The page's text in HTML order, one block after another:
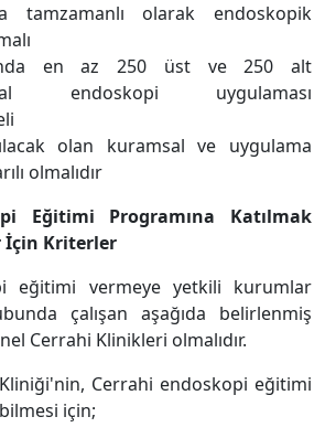
tamzamanlı olarak endoskopik
en az 250 üst ve 250 alt
endoskopi uygulaması
olan kuramsal ve uygulama
olmalıdır
Eğitimi Programına Katılmak
İçin Kriterler
eğitimi vermeye yetkili kurumlar
çalışan aşağıda belirlenmiş
Cerrahi Klinikleri olmalıdır.
Cerrahi endoskopi eğitimi
için;